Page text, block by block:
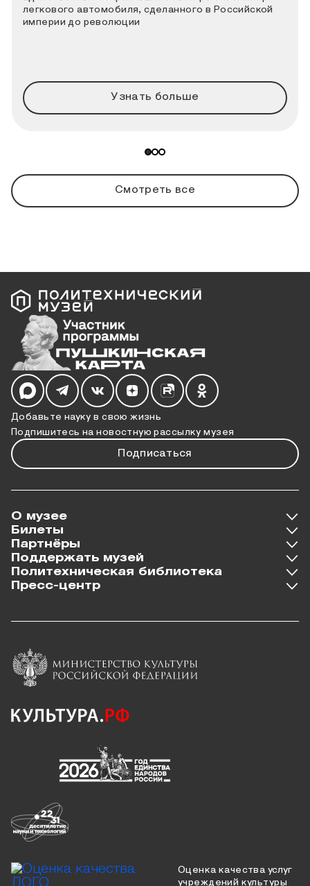
легкового автомобиля, сделанного в Российской
империи до революции
Узнать больше
Смотреть все
Добавьте науку в свою жизнь
Подпишитесь на новостную рассылку музея
Подписаться
Мы в социальных сетях
О музее
Билеты
Партнёры
Поддержать музей
Политехническая библиотека
Пресс-центр
Оценка качества услуг
учреждений культуры